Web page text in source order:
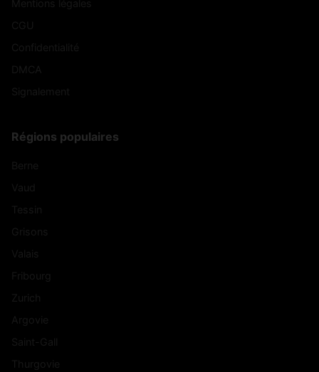
Régions populaires